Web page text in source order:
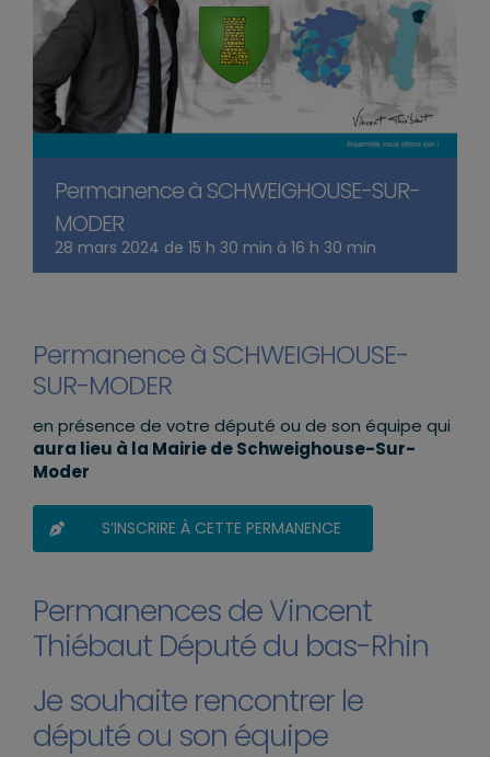
Permanence à SCHWEIGHOUSE-SUR-
MODER
28 mars 2024 de 15 h 30 min à 16 h 30 min
Permanence à SCHWEIGHOUSE-
SUR-MODER
en présence de votre député ou de son équipe qui
aura lieu à la Mairie de Schweighouse-Sur-
Moder
S’INSCRIRE À CETTE PERMANENCE
Permanences de Vincent
Thiébaut Député du bas-Rhin
Je souhaite rencontrer le
député ou son équipe